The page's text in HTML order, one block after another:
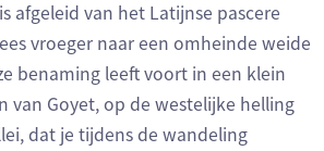
afgeleid van het Latijnse pascere
vroeger naar een omheinde weide
benaming leeft voort in een klein
van Goyet, op de westelijke helling
dat je tijdens de wandeling